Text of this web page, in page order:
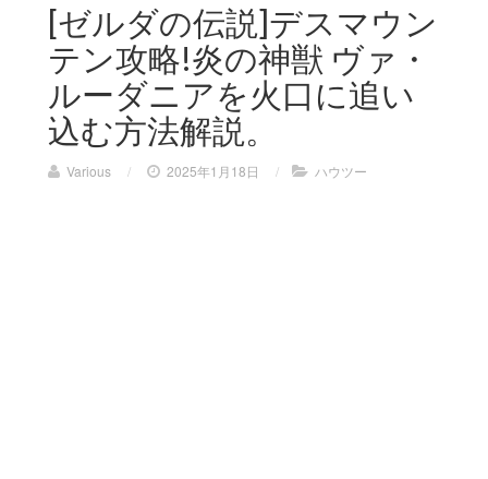
[ゼルダの伝説]デスマウン
テン攻略!炎の神獣 ヴァ・
ルーダニアを火口に追い
込む方法解説。
Various / 2025年1月18日 / ハウツー